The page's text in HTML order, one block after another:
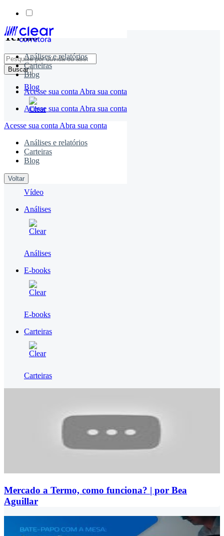
Skip
to
content
Análises e relatórios
Carteiras
Blog
Acesse sua conta Abra sua conta
Acesse sua conta Abra sua conta
Acesse sua conta Abra sua conta
Análises e relatórios
Carteiras
Blog
Voltar
Termo
Buscar
Blog
Blog
Vídeos
Vídeo
Análises
Análises
E-books
E-books
Carteiras
Carteiras
Mercado a Termo, como funciona? | por Bea
Aguillar